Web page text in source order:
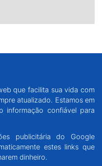
que facilita sua vida com
atualizado. Estamos em
informação confiável para
publicitária do Google
estes links que
dinheiro.